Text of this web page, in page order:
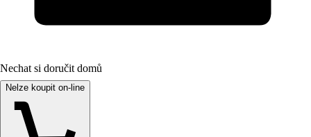
Nechat si doručit domů
Nelze koupit on-line